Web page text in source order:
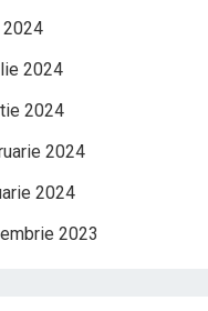
2024
2024
2024
2024
2024
2023